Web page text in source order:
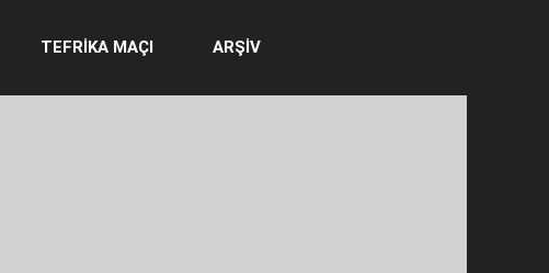
TEFRİKA MAÇI ARŞİV